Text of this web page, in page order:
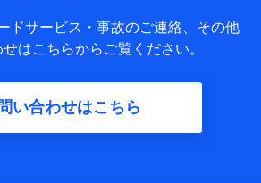
メールアドレス、お客さまの識別子、
ポイントサービスのご利用に関する情
イント残高、dポイント利用履歴などが
ドサービス・事故のご連絡、その他
はこちらからご覧ください。
い合わせはこちら